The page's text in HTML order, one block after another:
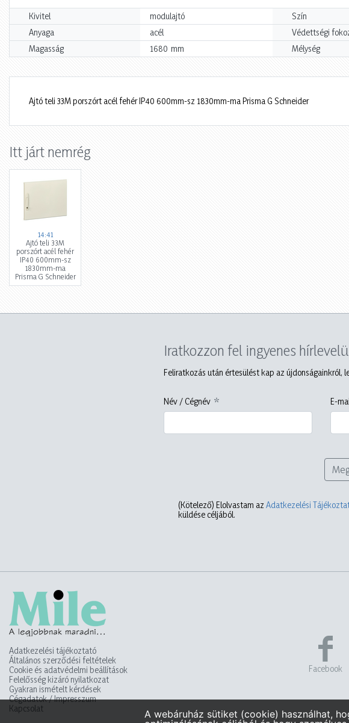
Kivitel modulajtó Szín
Anyaga
acél Védettségi
Magasság 1680 mm Mélység
Ajtó teli 33M porszórt acél fehér IP40 600mm-sz 1830mm-ma Prisma G Schneider
Itt járt nemrég
14:41
Ajtó teli 33M
porszórt acél fehér
IP40 600mm-sz
1830mm-ma
Prisma G Schneider
Iratkozzon fel ingyenes
Feliratkozás után értesülést kap az újdonságainkról,
Név / Cégnév E-
(Kötelező) Elolvastam az Adatkezelési
küldése céljából.
Adatkezelési tájékoztató
Általános szerződési feltételek
Cookie és adatvédelmi beállítások
Felelősség kizáró nyilatkozat
Gyakran ismételt kérdések
Cégadatok / Impresszum
Kapcsolat
Facebook